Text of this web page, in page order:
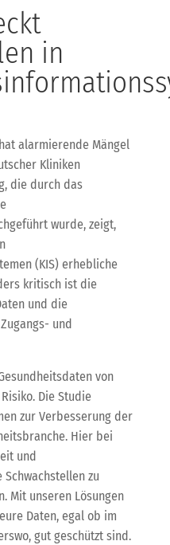
in
alarmierende Mängel
Kliniken
die durch das
wurde, zeigt,
(KIS) erhebliche
kritisch ist die
und die
und
von
Die Studie
zur Verbesserung der
Hier bei
und
Schwachstellen zu
Mit unseren Lösungen
Daten, egal ob im
gut geschützt sind.